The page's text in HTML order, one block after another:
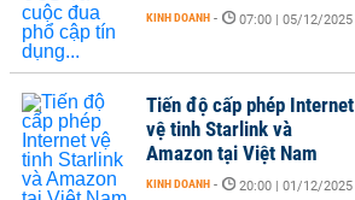
KINH DOANH - 07:00 | 05/12/2025
Tiến độ cấp phép Internet
vệ tinh Starlink và
Amazon tại Việt Nam
KINH DOANH - 20:00 | 01/12/2025